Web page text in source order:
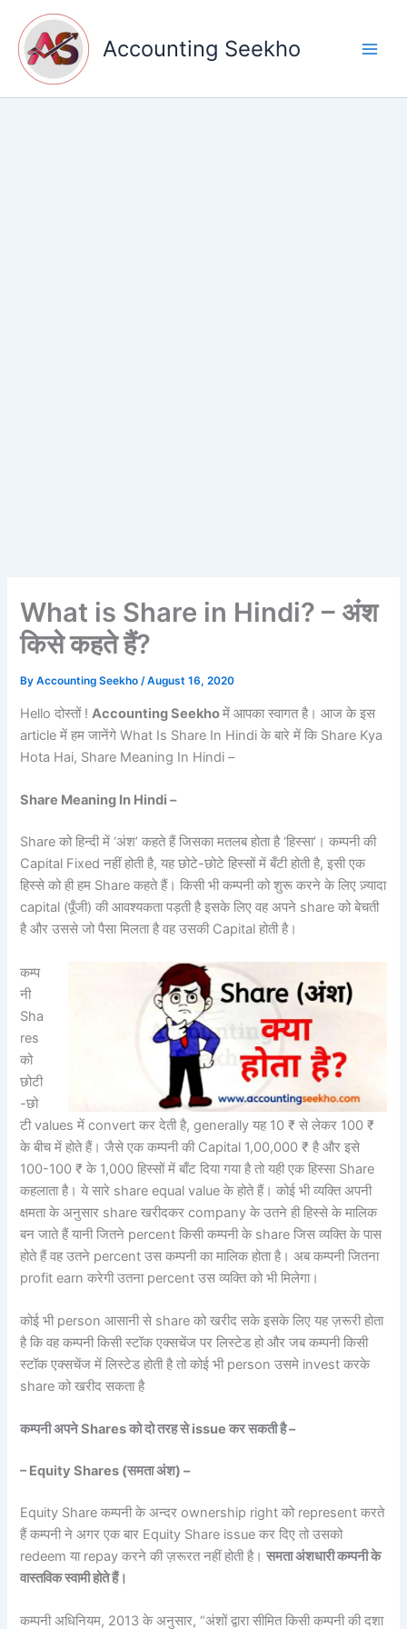
content
Accounting Seekho
What is Share in Hindi? – अंश
किसे कहते हैं?
ByAccounting Seekho/August 16, 2020
Hello दोस्तों !Accounting Seekhoमें आपका स्वागत है। आज के इस
article में हम जानेंगे What Is Share In Hindi के बारे में कि Share Kya
Hota Hai, Share Meaning In Hindi –
Share Meaning In Hindi –
Share को हिन्दी में ‘अंश’ कहते हैं जिसका मतलब होता है ‘हिस्सा’। कम्पनी की
Capital Fixed नहीं होती है, यह छोटे-छोटे हिस्सों में बँटी होती है, इसी एक
हिस्से को ही हम Share कहते हैं। किसी भी कम्पनी को शुरू करने के लिए ज़्यादा
capital (पूँजी) की आवश्यकता पड़ती है इसके लिए वह अपने share को बेचती
है और उससे जो पैसा मिलता है वह उसकी Capital होती है।
कम्प
नी
Sha
res
को
छोटी
-छो
टी values में convert कर देती है, generally यह 10 ₹ से लेकर 100 ₹
के बीच में होते हैं। जैसे एक कम्पनी की Capital 1,00,000 ₹ है और इसे
100-100 ₹ के 1,000 हिस्सों में बाँट दिया गया है तो यही एक हिस्सा Share
कहलाता है। ये सारे share equal value के होते हैं। कोई भी व्यक्ति अपनी
क्षमता के अनुसार share खरीदकर company के उतने ही हिस्से के मालिक
बन जाते हैं यानी जितने percent किसी कम्पनी के share जिस व्यक्ति के पास
होते हैं वह उतने percent उस कम्पनी का मालिक होता है। अब कम्पनी जितना
profit earn करेगी उतना percent उस व्यक्ति को भी मिलेगा।
कोई भी person आसानी से share को खरीद सके इसके लिए यह ज़रूरी होता
है कि वह कम्पनी किसी स्टॉक एक्सचेंज पर लिस्टेड हो और जब कम्पनी किसी
स्टॉक एक्सचेंज में लिस्टेड होती है तो कोई भी person उसमे invest करके
share को खरीद सकता है
कम्पनी अपनेSharesको दो तरह सेissueकर सकती है–
– Equity Shares (समता अंश)–
Equity Share कम्पनी के अन्दर ownership right को represent करते
हैं कम्पनी ने अगर एक बार Equity Share issue कर दिए तो उसको
redeem या repay करने की ज़रूरत नहीं होती है।समता अंशधारी कम्पनी के
वास्तविक स्वामी होते हैं।
कम्पनी अधिनियम, 2013 के अनुसार, “अंशों द्वारा सीमित किसी कम्पनी की दशा